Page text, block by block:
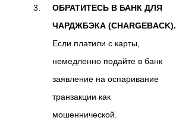
ОБРАТИТЕСЬ В БАНК ДЛЯ
ЧАРДЖБЭКА (CHARGEBACK).
Если платили с карты,
немедленно подайте в банк
заявление на оспаривание
транзакции как
мошеннической.